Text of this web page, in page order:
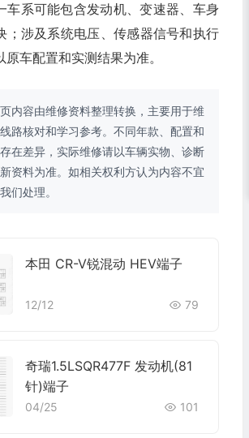
车系可能包含发动机、变速器、车身
；涉及系统电压、传感器信号和执行
车配置和实测结果为准。
内容由维修资料整理转换，主要用于维
路核对和学习参考。不同年款、配置和
在差异，实际维修请以车辆实物、诊断
资料为准。如相关权利方认为内容不宜
们处理。
本田 CR-V锐混动 HEV端子
12/12 79
奇瑞1.5LSQR477F 发动机(81
针)端子
04/25 101